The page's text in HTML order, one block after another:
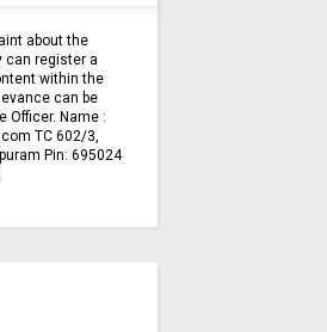
about the
can register a
within the
can be
Officer. Name :
TC 602/3,
Pin: 695024